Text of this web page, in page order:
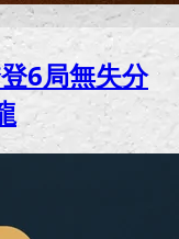
6局無失分